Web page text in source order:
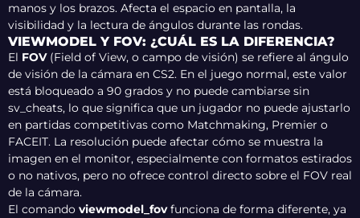
manos y los brazos. Afecta el espacio en pantalla, la
visibilidad y la lectura de ángulos durante las rondas.
VIEWMODEL Y FOV: ¿CUÁL ES LA DIFERENCIA?
El FOV(Field of View, o campo de visión) se refiere al ángulo
de visión de la cámara en CS2. En el juego normal, este valor
está bloqueado a 90 grados y no puede cambiarse sin
sv_cheats, lo que significa que un jugador no puede ajustarlo
en partidas competitivas como Matchmaking, Premier o
FACEIT. La resolución puede afectar cómo se muestra la
imagen en el monitor, especialmente con formatos estirados
o no nativos, pero no ofrece control directo sobre el FOV real
de la cámara.
El comando viewmodel_fovfunciona de forma diferente, ya